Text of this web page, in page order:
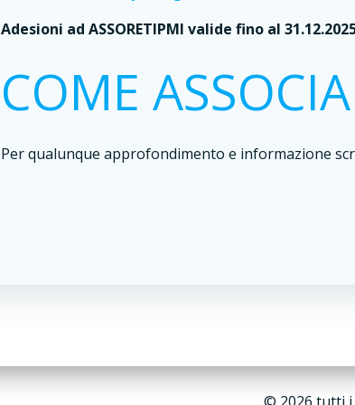
Adesioni ad ASSORETIPMI valide fino al
COME
Per qualunque approfondimento e informazione